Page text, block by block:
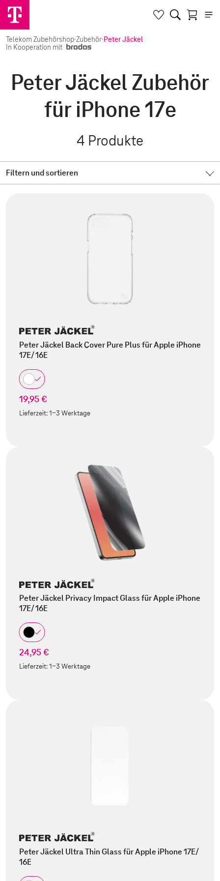
Telekom Zubehörshop·Zubehör·Peter Jäckel
In Kooperation mit
Peter Jäckel Zubehör
für iPhone 17e
4 Produkte
Filtern und sortieren
Peter Jäckel Back Cover Pure Plus für Apple iPhone
17E/ 16E
19,95 €
Lieferzeit:1-3 Werktage
Peter Jäckel Privacy Impact Glass für Apple iPhone
17E/ 16E
24,95 €
Lieferzeit:1-3 Werktage
Peter Jäckel Ultra Thin Glass für Apple iPhone 17E/
16E